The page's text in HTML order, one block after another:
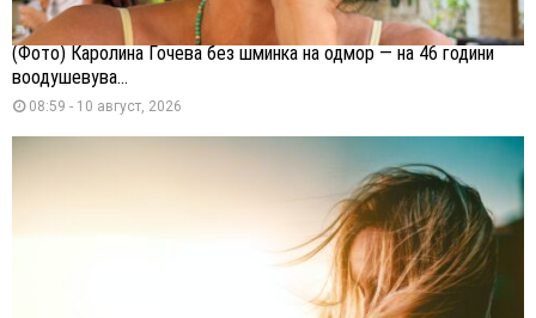
(Фото) Каролина Гочева без шминка на одмор — на 46 години
воодушевува...
08:59 - 10 август, 2026